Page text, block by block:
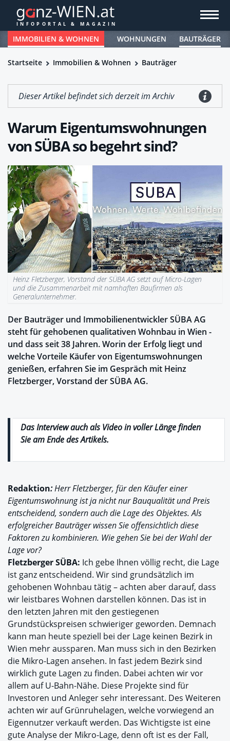
IMMOBILIEN & WOHNEN WOHNUNGEN BAUTRÄGER
Startseite Immobilien & Wohnen Bauträger
Dieser Artikel befindet sich derzeit im Archiv
Warum Eigentumswohnungen
von SÜBA so begehrt sind?
Heinz Fletzberger, Vorstand der SÜBA AG setzt auf Micro-Lagen
und die Zusammenarbeit mit namhaften Baufirmen als
Generalunternehmer.
Der Bauträger und Immobilienentwickler SÜBA AG
steht für gehobenen qualitativen Wohnbau in Wien -
und dass seit 38 Jahren. Worin der Erfolg liegt und
welche Vorteile Käufer von Eigentumswohnungen
genießen, erfahren Sie im Gespräch mit Heinz
Fletzberger, Vorstand der SÜBA AG.
Das Interviewauch als Video in voller Längefinden
Sieam Ende des Artikels.
Redaktion:Herr Fletzberger, für den Käufer einer
Eigentumswohnung ist ja nicht nur Bauqualität und Preis
entscheidend, sondern auch die Lage des Objektes. Als
erfolgreicher Bauträger wissen Sie offensichtlich diese
Faktoren zu kombinieren. Wie gehen Sie bei der Wahl der
Lage vor?
Fletzberger SÜBA: Ich gebe Ihnen völlig recht, die Lage
ist ganz entscheidend. Wir sind grundsätzlich im
gehobenen Wohnbau tätig – achten aber darauf, dass
wir leistbares Wohnen darstellen können. Das ist in
den letzten Jahren mit den gestiegenen
Grundstückspreisen schwieriger geworden. Demnach
kann man heute speziell bei der Lage keinen Bezirk in
Wien mehr aussparen. Man muss sich in den Bezirken
die Mikro-Lagen ansehen. In fast jedem Bezirk sind
wirklich gute Lagen zu finden. Dabei achten wir vor
allem auf U-Bahn-Nähe. Diese Projekte sind für
Investoren und Anleger sehr interessant. Des Weiteren
achten wir auf Grünruhelagen, welche vorwiegend an
Eigennutzer verkauft werden. Das Wichtigste ist eine
gute Analyse der Mikro-Lage, denn oft ist es der Fall,